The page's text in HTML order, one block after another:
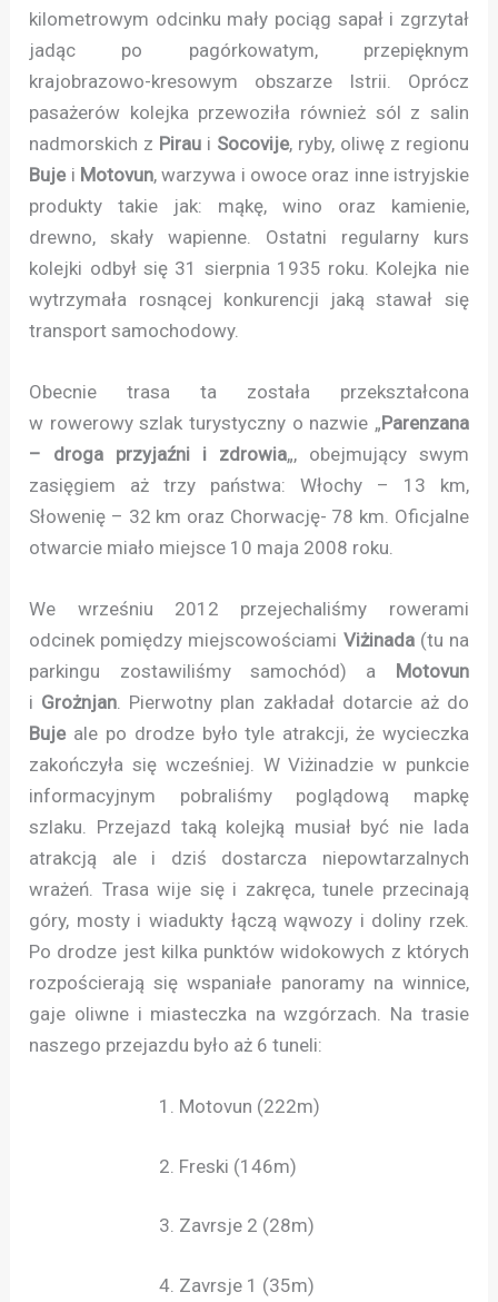
kilometrowym odcinku mały pociąg sapał i zgrzytał
jadąc po pagórkowatym, przepięknym
krajobrazowo-kresowym obszarze Istrii. Oprócz
pasażerów kolejka przewoziła również sól z salin
nadmorskich z Pirau i Socovije, ryby, oliwę z regionu
Bujei Motovun, warzywa i owoce oraz inne istryjskie
produkty takie jak: mąkę, wino oraz kamienie,
drewno, skały wapienne. Ostatni regularny kurs
kolejki odbył się 31 sierpnia 1935 roku. Kolejka nie
wytrzymała rosnącej konkurencji jaką stawał się
transport samochodowy.
Obecnie trasa ta została przekształcona
w rowerowy szlak turystyczny o nazwie „Parenzana
– droga przyjaźni i zdrowia„, obejmujący swym
zasięgiem aż trzy państwa: Włochy – 13 km,
Słowenię – 32 km oraz Chorwację- 78 km. Oficjalne
otwarcie miało miejsce 10 maja 2008 roku.
We wrześniu 2012 przejechaliśmy rowerami
odcinek pomiędzy miejscowościami Viżinada(tu na
parkingu zostawiliśmy samochód) a
Motovun
i Grożnjan. Pierwotny plan zakładał dotarcie aż do
Bujeale po drodze było tyle atrakcji, że wycieczka
zakończyła się wcześniej. W Viżinadzie w punkcie
informacyjnym pobraliśmy poglądową mapkę
szlaku. Przejazd taką kolejką musiał być nie lada
atrakcją ale i dziś dostarcza niepowtarzalnych
wrażeń. Trasa wije się i zakręca, tunele przecinają
góry, mosty i wiadukty łączą wąwozy i doliny rzek.
Po drodze jest kilka punktów widokowych z których
rozpościerają się wspaniałe panoramy na winnice,
gaje oliwne i miasteczka na wzgórzach. Na trasie
naszego przejazdu było aż 6 tuneli:
1. Motovun (222m)
2. Freski (146m)
3. Zavrsje 2 (28m)
4. Zavrsje 1 (35m)